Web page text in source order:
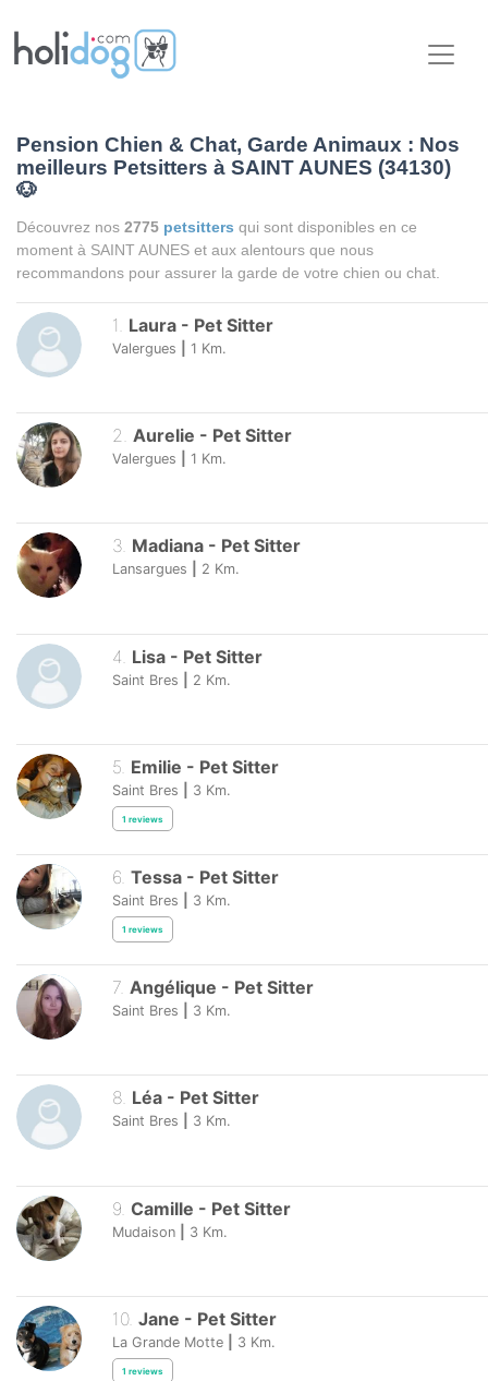
Pension Chien & Chat, Garde Animaux : Nos
meilleurs Petsitters à SAINT AUNES (34130)
🐶
Découvrez nos 2775 petsitters qui sont disponibles en ce
moment à SAINT AUNES et aux alentours que nous
recommandons pour assurer la garde de votre chien ou chat.
1. Laura - Pet Sitter
Valergues 1 Km.
2. Aurelie - Pet Sitter
Valergues 1 Km.
3. Madiana - Pet Sitter
Lansargues 2 Km.
4 Lisa - Pet Sitter
Saint Bres 2 Km.
5 Emilie - Pet Sitter
Saint Bres 3 Km.
1 reviews
6. Tessa - Pet Sitter
Saint Bres 3 Km.
1 reviews
7. Angélique - Pet Sitter
Saint Bres 3 Km.
8. Léa - Pet Sitter
Saint Bres 3 Km.
9 Camille - Pet Sitter
Mudaison 3 Km.
10. Jane - Pet Sitter
La Grande Motte 3 Km.
1 reviews